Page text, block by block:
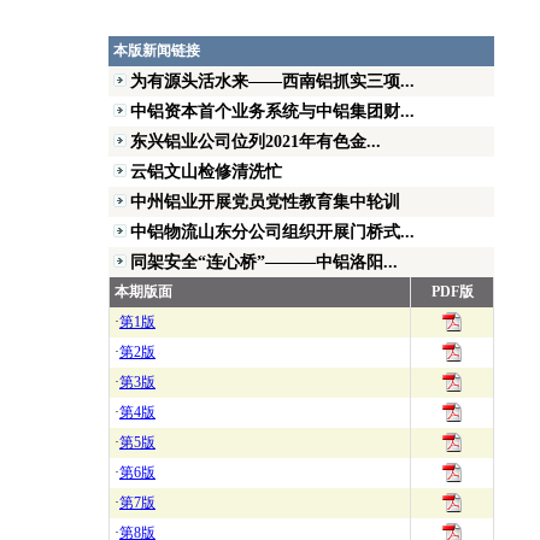
本版新闻链接
为有源头活水来——西南铝抓实三项...
中铝资本首个业务系统与中铝集团财...
东兴铝业公司位列2021年有色金...
云铝文山检修清洗忙
中州铝业开展党员党性教育集中轮训
中铝物流山东分公司组织开展门桥式...
同架安全“连心桥”———中铝洛阳...
本期版面
PDF版
·第1版
·第2版
·第3版
·第4版
·第5版
·第6版
·第7版
·第8版